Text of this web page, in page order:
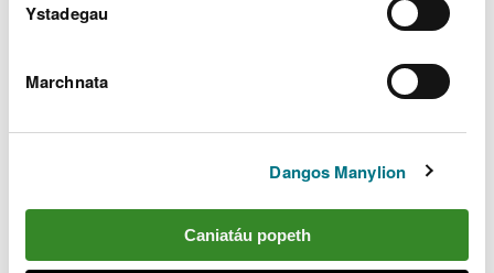
Ystadegau
Marchnata
Dangos Manylion
Caniatáu popeth
Adroddiad Perfformiad Blynyddol Ar
Gyfer Dŵr Cymru (Welsh Water)
Archwilio mwy